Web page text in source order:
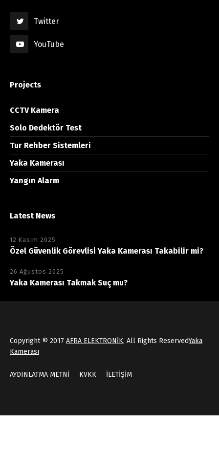
Twitter
YouTube
Projects
CCTV Kamera
Solo Dedektör Test
Tur Rehber Sistemleri
Yaka Kamerası
Yangın Alarm
Latest News
12 Kasım 2025
Özel Güvenlik Görevlisi Yaka Kamerası Takabilir mi?
26 Ağustos 2025
Yaka Kamerası Takmak Suç mu?
Copyright © 2017 AFRA ELEKTRONİK, All Rights ReservedYaka
Kamerası
AYDINLATMA METNİ KVKK İLETİŞİM